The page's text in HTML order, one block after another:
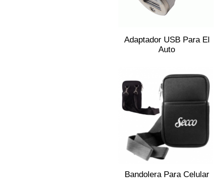
Adaptador USB Para El
Auto
Bandolera Para Celular